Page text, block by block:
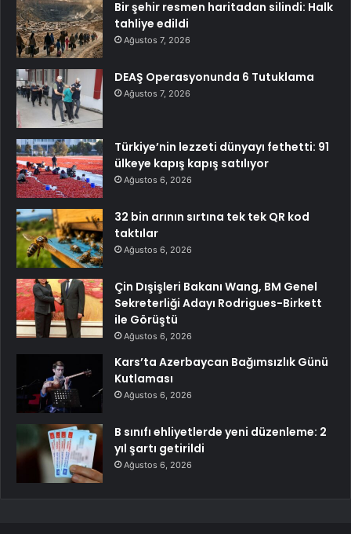
Bir şehir resmen haritadan silindi: Halk
tahliye edildi
Ağustos 7, 2026
DEAŞ Operasyonunda 6 Tutuklama
Ağustos 7, 2026
Türkiye’nin lezzeti dünyayı fethetti: 91
ülkeye kapış kapış satılıyor
Ağustos 6, 2026
32 bin arının sırtına tek tek QR kod
taktılar
Ağustos 6, 2026
Çin Dışişleri Bakanı Wang, BM Genel
Sekreterliği Adayı Rodrigues-Birkett
ile Görüştü
Ağustos 6, 2026
Kars’ta Azerbaycan Bağımsızlık Günü
Kutlaması
Ağustos 6, 2026
B sınıfı ehliyetlerde yeni düzenleme: 2
yıl şartı getirildi
Ağustos 6, 2026